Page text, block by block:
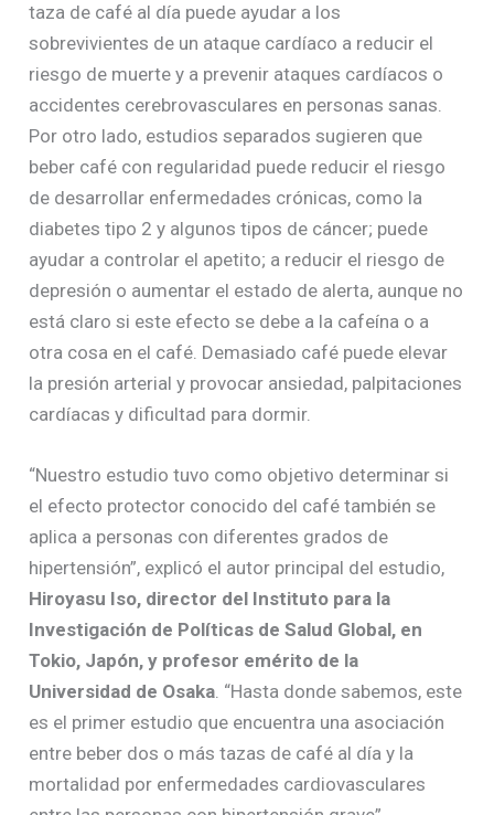
taza de café al día puede ayudar a los
sobrevivientes de un ataque cardíaco a reducir el
riesgo de muerte y a prevenir ataques cardíacos o
accidentes cerebrovasculares en personas sanas.
Por otro lado, estudios separados sugieren que
beber café con regularidad puede reducir el riesgo
de desarrollar enfermedades crónicas, como la
diabetes tipo 2 y algunos tipos de cáncer; puede
ayudar a controlar el apetito; a reducir el riesgo de
depresión o aumentar el estado de alerta, aunque no
está claro si este efecto se debe a la cafeína o a
otra cosa en el café. Demasiado café puede elevar
la presión arterial y provocar ansiedad, palpitaciones
cardíacas y dificultad para dormir.
“Nuestro estudio tuvo como objetivo determinar si
el efecto protector conocido del café también se
aplica a personas con diferentes grados de
hipertensión”, explicó el autor principal del estudio,
Hiroyasu Iso, director del Instituto para la
Investigación de Políticas de Salud Global, en
Tokio, Japón, y profesor emérito de la
Universidad de Osaka. “Hasta donde sabemos, este
es el primer estudio que encuentra una asociación
entre beber dos o más tazas de café al día y la
mortalidad por enfermedades cardiovasculares